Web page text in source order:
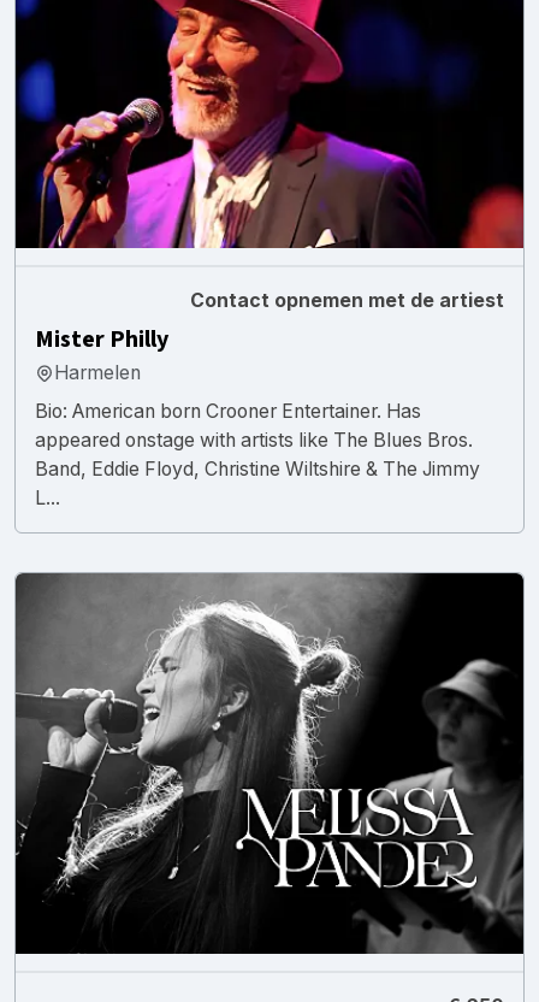
Contact opnemen met de artiest
Mister Philly
Harmelen
Bio: American born Crooner Entertainer. Has
appeared onstage with artists like The Blues Bros.
Band, Eddie Floyd, Christine Wiltshire & The Jimmy
L...